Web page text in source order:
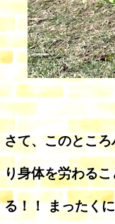
さて、このとこ
り身体を労わる
る！！ まったく